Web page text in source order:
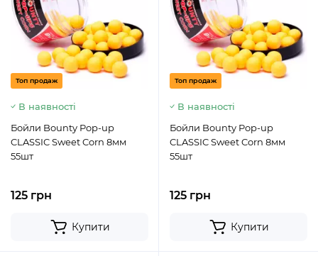
Топ продаж
В наявності
Бойли Bounty Pop-up
CLASSIC Sweet Corn 8мм
55шт
125 грн
Купити
Топ продаж
В наявності
Бойли Bounty Pop-up
CLASSIC Sweet Corn 8мм
55шт
125 грн
Купити